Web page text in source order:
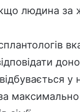
людина за
у